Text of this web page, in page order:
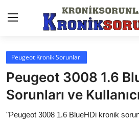
Anasayfa
Markalar
İletişim
Peugeot Kronik Sorunları
Peugeot 3008 1.6
Sorunları ve
"Peugeot 3008 1.6 BlueHDi kronik